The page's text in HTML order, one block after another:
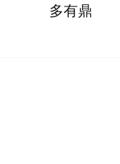
多有鼎